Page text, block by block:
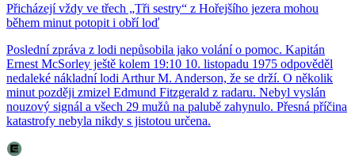
Přicházejí vždy ve třech „Tři sestry“ z Hořejšího jezera mohou
během minut potopit i obří loď
Poslední zpráva z lodi nepůsobila jako volání o pomoc. Kapitán
Ernest McSorley ještě kolem 19:10 10. listopadu 1975 odpověděl
nedaleké nákladní lodi Arthur M. Anderson, že se drží. O několik
minut později zmizel Edmund Fitzgerald z radaru. Nebyl vyslán
nouzový signál a všech 29 mužů na palubě zahynulo. Přesná příčina
katastrofy nebyla nikdy s jistotou určena.